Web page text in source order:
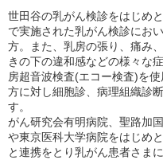
世田谷の乳がん検診をはじめ
で実施された乳がん検診にお
方。また、乳房の張り、痛み
きの下の違和感などの様々な
房超音波検査(エコー検査)を
方に対し細胞診、病理組織診
す。
がん研究会有明病院、聖路加
や東京医科大学病院をはじめ
と連携をとり乳がん患者さま